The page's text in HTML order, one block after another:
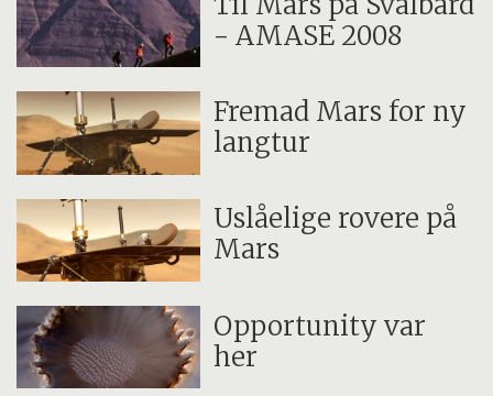
- AMASE 2008
Fremad Mars for ny
langtur
Uslåelige rovere på
Mars
Opportunity var
her